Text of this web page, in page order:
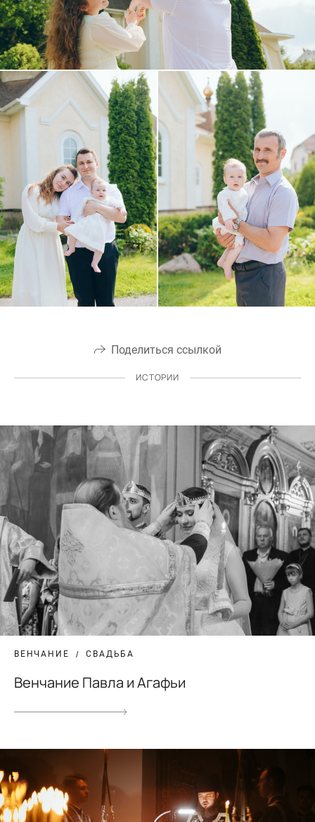
Поделиться ссылкой
ИСТОРИИ
ВЕНЧАНИЕ СВАДЬБА
Венчание Павла и Агафьи